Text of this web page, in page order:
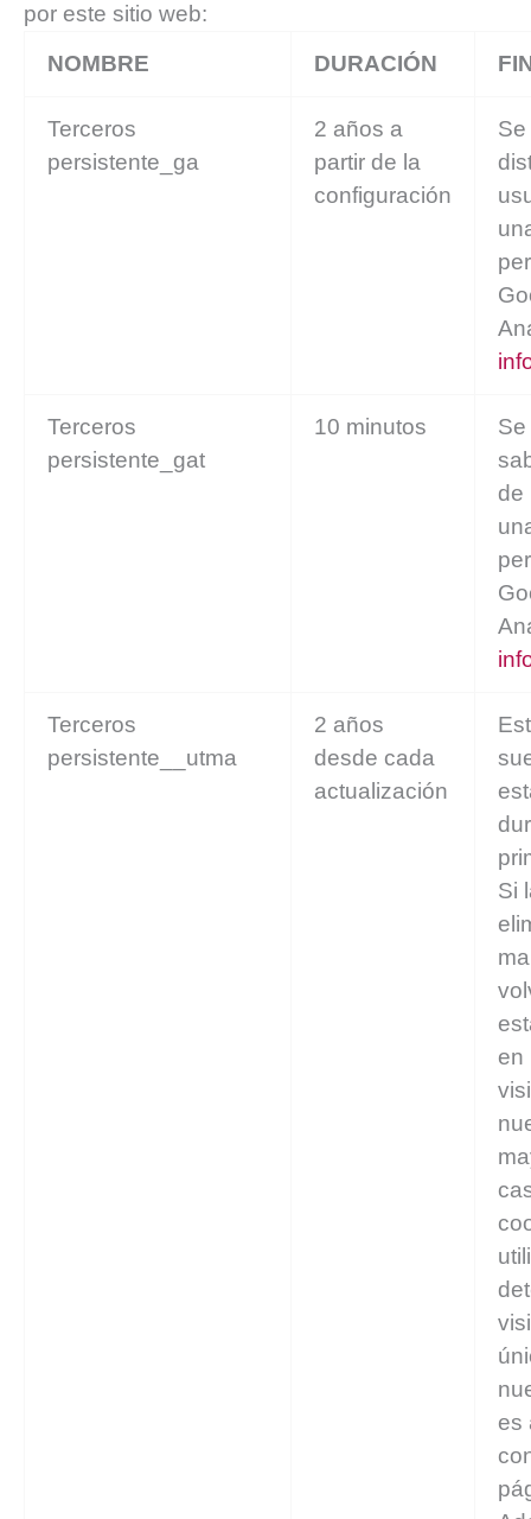
por este sitio web:
NOMBRE
DURACIÓN
Terceros
persistente_ga
2 años a
partir de la
configuración
Terceros
persistente_gat
10 minutos
de
Terceros
persistente__utma
2 años
desde cada
actualización
Si
en
es